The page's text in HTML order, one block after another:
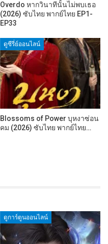
Overdo หากวินาทีนั้นไม่พบเธอ
(2026) ซับไทย พากย์ไทย EP1-
EP33
ดูซีรี่ย์ออนไลน์
Blossoms of Power บุหงาซ่อน
คม (2026) ซับไทย พากย์ไทย…
ดูการ์ตูนออนไลน์